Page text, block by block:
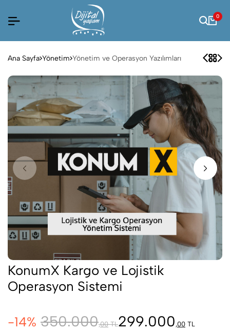
0
Ana Sayfa Yönetim Yönetim ve Operasyon Yazılımları
KonumX Kargo ve Lojistik
Operasyon Sistemi
-14% 350.000,00TL299.000 ,00 TL